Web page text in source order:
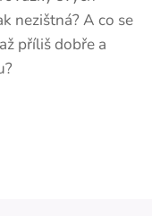
nezištná? A co se
příliš dobře a